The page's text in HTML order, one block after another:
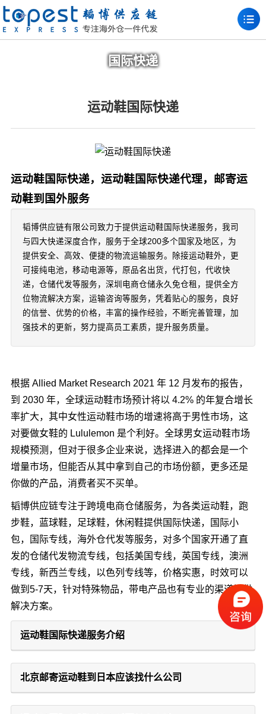
国际快递
运动鞋国际快递
运动鞋国际快递，运动鞋国际快递代理，邮寄运
动鞋到国外服务
韬博供应链有限公司致力于提供运动鞋国际快递服务，我司
与四大快递深度合作，服务于全球200多个国家及地区，为
提供安全、高效、便捷的物流运输服务。除接运动鞋外，更
可接纯电池，移动电源等，原品名出货，代打包，代收快
递，仓储代发等服务，深圳电商仓储永久免仓租，提供全方
位物流解决方案，运输咨询等服务，凭着贴心的服务，良好
的信誉、优势的价格，丰富的操作经验，不断完善管理，加
强技术的更新，努力提高员工素质，提升服务质量。
根据 Allied Market Research 2021 年 12 月发布的报告，
到 2030 年，全球运动鞋市场预计将以 4.2% 的年复合增长
率扩大，其中女性运动鞋市场的增速将高于男性市场，这
对要做女鞋的 Lululemon 是个利好。全球男女运动鞋市场
规模预测，但对于很多企业来说，选择进入的都会是一个
增量市场，但能否从其中拿到自己的市场份额，更多还是
你做的产品，消费者买不买单。
韬博供应链专注于跨境电商仓储服务，为各类运动鞋，跑
步鞋，蓝球鞋，足球鞋，休闲鞋提供国际快递，国际小
包，国际专线，海外仓代发等服务，对多个国家开通了直
发的仓储代发物流专线，包括美国专线，英国专线，澳洲
专线，新西兰专线，以色列专线等，价格实惠，时效可以
做到5-7天，针对特殊物品，带电产品也有专业的渠道提供
解决方案。
运动鞋国际快递服务介绍
北京邮寄运动鞋到日本应该找什么公司